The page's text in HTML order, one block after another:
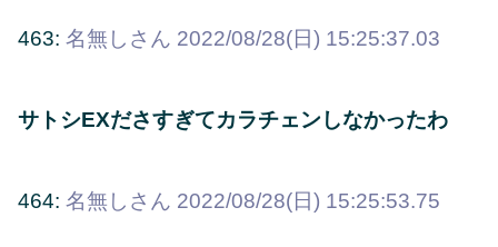
463: 名無しさん 2022/08/28(日) 15:25:37.03
サトシEXださすぎてカラチェンしなかったわ
464: 名無しさん 2022/08/28(日) 15:25:53.75